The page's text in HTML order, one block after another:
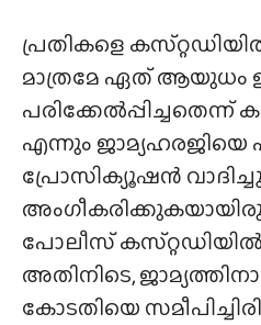
പ്രതികളെ
മാത്രമേ ഏത് ആയുധം
എന്നും
പ്രോസിക്യൂഷൻ
പോലീസ്
അതിനിടെ,
കോടതിയെ